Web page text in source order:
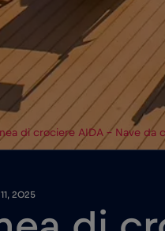
di crociere AIDA – Nave da
2025